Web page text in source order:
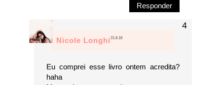
Responder
Nicole Longhi 21.8.18
Eu comprei esse livro ontem acredita?
haha